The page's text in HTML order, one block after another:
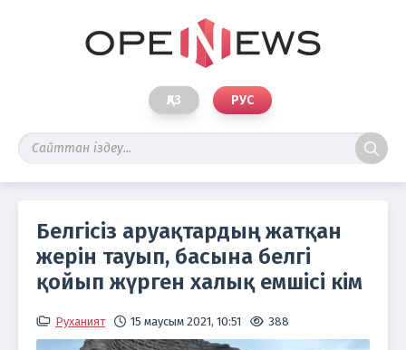
ҚАЗ РУС
Белгісіз аруақтардың жатқан
жерін тауып, басына белгі
қойып жүрген халық емшісі кім
Руханият 15 маусым 2021, 10:51 388